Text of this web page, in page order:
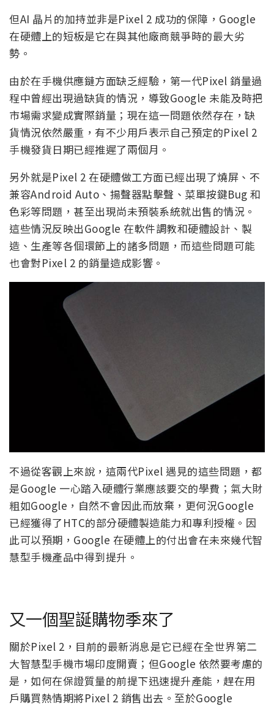
但AI 晶片的加持並非是Pixel 2 成功的保障，Google
在硬體上的短板是它在與其他廠商競爭時的最大劣
勢。
由於在手機供應鏈方面缺乏經驗，第一代Pixel 銷量過
程中曾經出現過缺貨的情況，導致Google 未能及時把
市場需求變成實際銷量；現在這一問題依然存在，缺
貨情況依然嚴重，有不少用戶表示自己預定的Pixel 2
手機發貨日期已經推遲了兩個月。
另外就是Pixel 2 在硬體做工方面已經出現了燒屏、不
兼容Android Auto、揚聲器點擊聲、菜單按鍵Bug 和
色彩等問題，甚至出現尚未預裝系統就出售的情況。
這些情況反映出Google 在軟件調教和硬體設計、製
造、生產等各個環節上的諸多問題，而這些問題可能
也會對Pixel 2 的銷量造成影響。
不過從客觀上來說，這兩代Pixel 遇見的這些問題，都
是Google 一心踏入硬體行業應該要交的學費；氣大財
粗如Google，自然不會因此而放棄，更何況Google
已經獲得了HTC的部分硬體製造能力和專利授權。因
此可以預期，Google 在硬體上的付出會在未來幾代智
慧型手機產品中得到提升。
又一個聖誕購物季來了
關於Pixel 2，目前的最新消息是它已經在全世界第二
大智慧型手機市場印度開賣；但Google 依然要考慮的
是，如何在保證質量的前提下迅速提升產能，趕在用
戶購買熱情期將Pixel 2 銷售出去。至於Google